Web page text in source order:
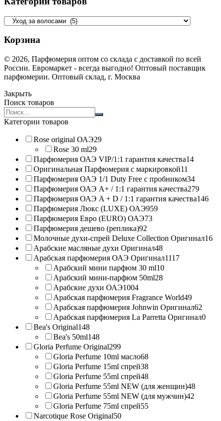
Корзина
© 2026, Парфюмерия оптом со склада с доставкой по всей
России. Евромаркет - всегда выгодно! Оптовый поставщик
парфюмерии. Оптовый склад, г. Москва
Закрыть
Поиск товаров
Search
products:
Категории товаров
Rose original ОАЭ29
Rose 30 ml29
Парфюмерия ОАЭ VIP/1:1 гарантия качества14
Оригинальная Парфюмерия с маркировкой11
Парфюмерия ОАЭ 1/1 Duty Free с пробником34
Парфюмерия ОАЭ A+ / 1:1 гарантия качества279
Парфюмерия ОАЭ A + D / 1:1 гарантия качества146
Парфюмерия Люкс (LUXE) ОАЭ959
Парфюмерия Евро (EURO) ОАЭ73
Парфюмерия дешево (реплика)92
Молочные духи-спрей Deluxe Collection Оригинал16
Арабские масляные духи Оригинал48
Арабская парфюмерия ОАЭ Оригинал1117
Арабский мини парфюм 30 ml10
Арабский мини-парфюм 50ml28
Арабские духи ОАЭ1004
Арабская парфюмерия Fragrance World49
Арабская парфюмерия Johnwin Оригинал62
Арабская парфюмерия La Parretta Оригинал0
Bea's Original148
Bea's 50ml148
Gloria Perfume Original299
Gloria Perfume 10ml масло68
Gloria Perfume 15ml спрей38
Gloria Perfume 55ml спрей48
Gloria Perfume 55ml NEW (для женщин)48
Gloria Perfume 55ml NEW (для мужчин)42
Gloria Perfume 75ml спрей55
Narcotique Rose Original50